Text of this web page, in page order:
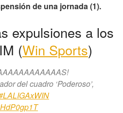
de una jornada (1).
expulsiones a los
(Win Sports)
del cuadro ‘Poderoso’,